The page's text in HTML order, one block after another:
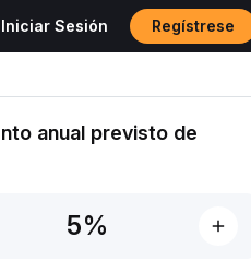
Iniciar Sesión Regístrese
anual previsto de